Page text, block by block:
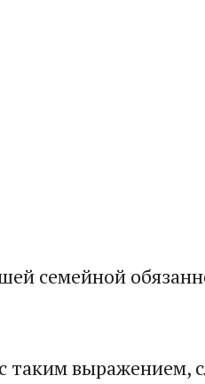
семейной
таким выражением,